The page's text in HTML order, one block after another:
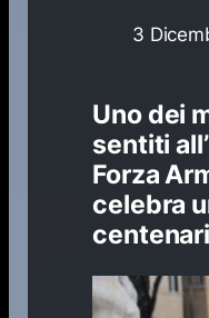
3
Uno dei
sentiti
Forza
celebra